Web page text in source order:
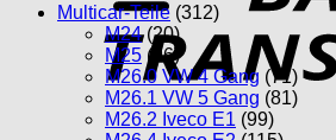
Multicar-Teile (312)
M24 (20)
M25 (96)
M26.0 VW 4 Gang (71)
M26.1 VW 5 Gang (81)
M26.2 Iveco E1 (99)